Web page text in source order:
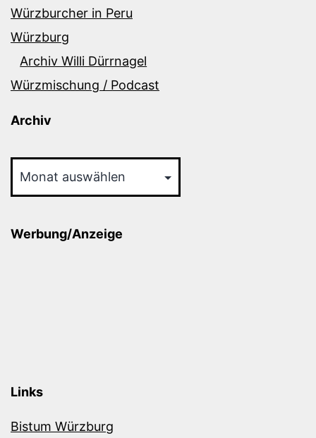
Würzburcher in Peru
Würzburg
Archiv Willi Dürrnagel
Würzmischung / Podcast
Archiv
Werbung/Anzeige
Links
Bistum Würzburg